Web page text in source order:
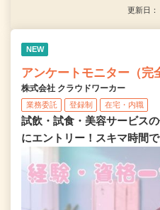
更新日
NEW
アンケートモニター（完
株式会社 クラウドワーカー
業務委託 登録制 在宅・内職
試飲・試食・美容サービス
にエントリー！スキマ時間